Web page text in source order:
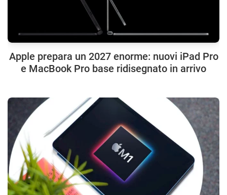
Apple prepara un 2027 enorme: nuovi iPad Pro
e MacBook Pro base ridisegnato in arrivo